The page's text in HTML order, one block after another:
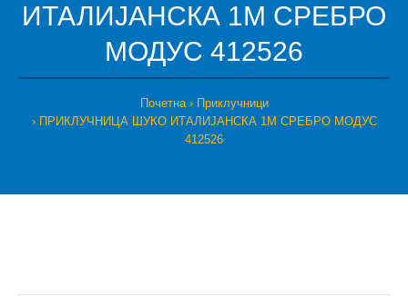
ИТАЛИЈАНСКА 1М СРЕБРО
МОДУС 412526
Почетна
Приклучници
ПРИКЛУЧНИЦА ШУКО ИТАЛИЈАНСКА 1М СРЕБРО МОДУС
412526